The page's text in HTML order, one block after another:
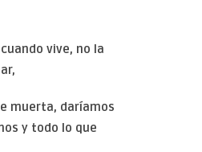
vive, no la
muerta, daríamos
y todo lo que